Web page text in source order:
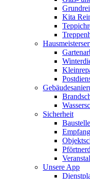
Kita
Sicherheit
Unsere App